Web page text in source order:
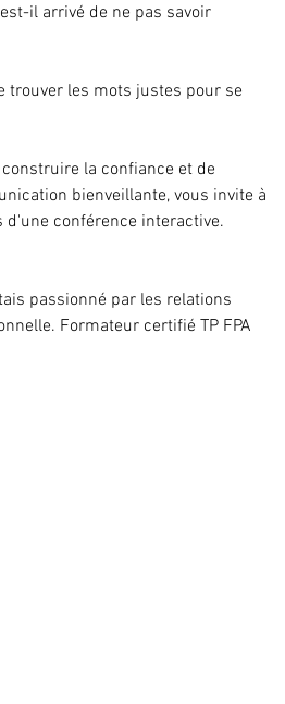
il arrivé de ne pas savoir
trouver les mots justes pour se
la confiance et de
bienveillante, vous invite à
conférence interactive.
passionné par les relations
Formateur certifié TP FPA